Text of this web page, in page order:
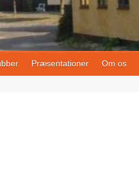
Præsentationer Om os